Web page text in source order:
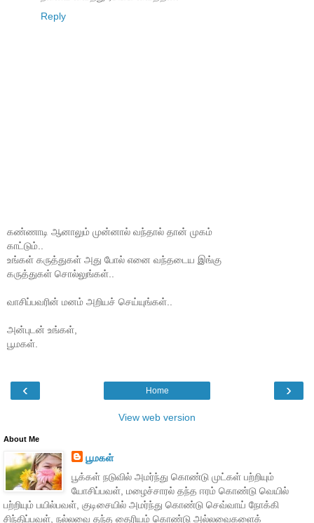
Reply
கண்ணாடி ஆனாலும் முன்னால் வந்தால் தான் முகம்
காட்டும்..
உங்கள் கருத்துகள் அது போல் எனை வந்தடைய இங்கு
கருத்துகள் சொல்லுங்கள்..
வாசிப்பவரின் மனம் அறியச் செய்யுங்கள்..
அன்புடன் உங்கள்,
பூமகள்.
‹ ›
Home
View web version
About Me
பூமகள்
பூக்கள் நடுவில் அமர்ந்து கொண்டு முட்கள் பற்றியும்
யோசிப்பவள், மழைச்சாரல் தந்த ஈரம் கொண்டு வெயில்
பற்றியும் பயில்பவள், குடிசையில் அமர்ந்து கொண்டு செவ்வாய் நோக்கி
சிந்திப்பவள், நல்லவை தந்த தைரியம் கொண்டு அல்லவைகளைக்